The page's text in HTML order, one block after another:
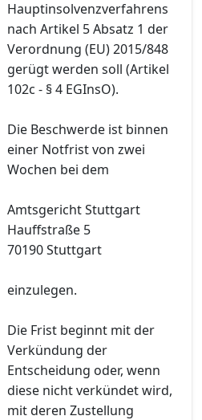
Hauptinsolvenzverfahrens
nach Artikel 5 Absatz 1 der
Verordnung (EU) 2015/848
gerügt werden soll (Artikel
102c - § 4 EGInsO).
Die Beschwerde ist binnen
einer Notfrist von zwei
Wochen bei dem
Amtsgericht Stuttgart
Hauffstraße 5
70190 Stuttgart
einzulegen.
Die Frist beginnt mit der
Verkündung der
Entscheidung oder, wenn
diese nicht verkündet wird,
mit deren Zustellung